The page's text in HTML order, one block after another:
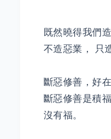
既然曉得我們
不造惡業， 只
斷惡修善，好
斷惡修善是積
沒有福。